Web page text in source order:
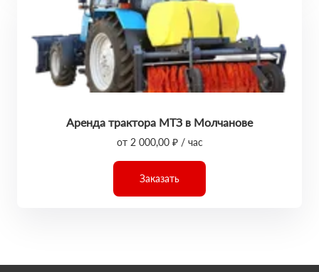
Аренда трактора МТЗ в Молчанове
от 2 000,00 ₽ / час
Заказать